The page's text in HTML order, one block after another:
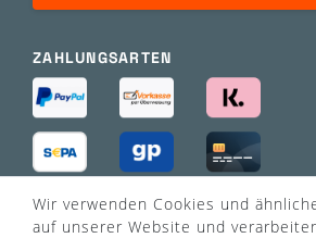
ZAHLUNGSARTEN
VERSANDART
Wir verwenden Cookies und
auf unserer Website und